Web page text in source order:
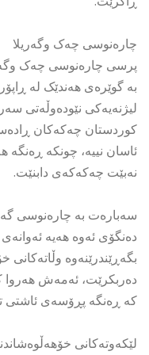
چارەنوسی چەک وگەریلا
پرسی چارەنوسی چەک
بە گوێرەی هەندێک لە
لیژنەیەکی نێودەوڵەتی
کوردستان چەکەکان
ئاسان نییە، چونکە ڕەنگە
نەبێت چەکەکەی دابنێت.
سەبارەت بە چارەنوسی
دەنگۆی ئەوە هەیە
بگەڕێندرێنەوە وڵاتەکانی
دەربکرێت، ئەمەش هەروا
کە ڕەنگە پڕۆسەی